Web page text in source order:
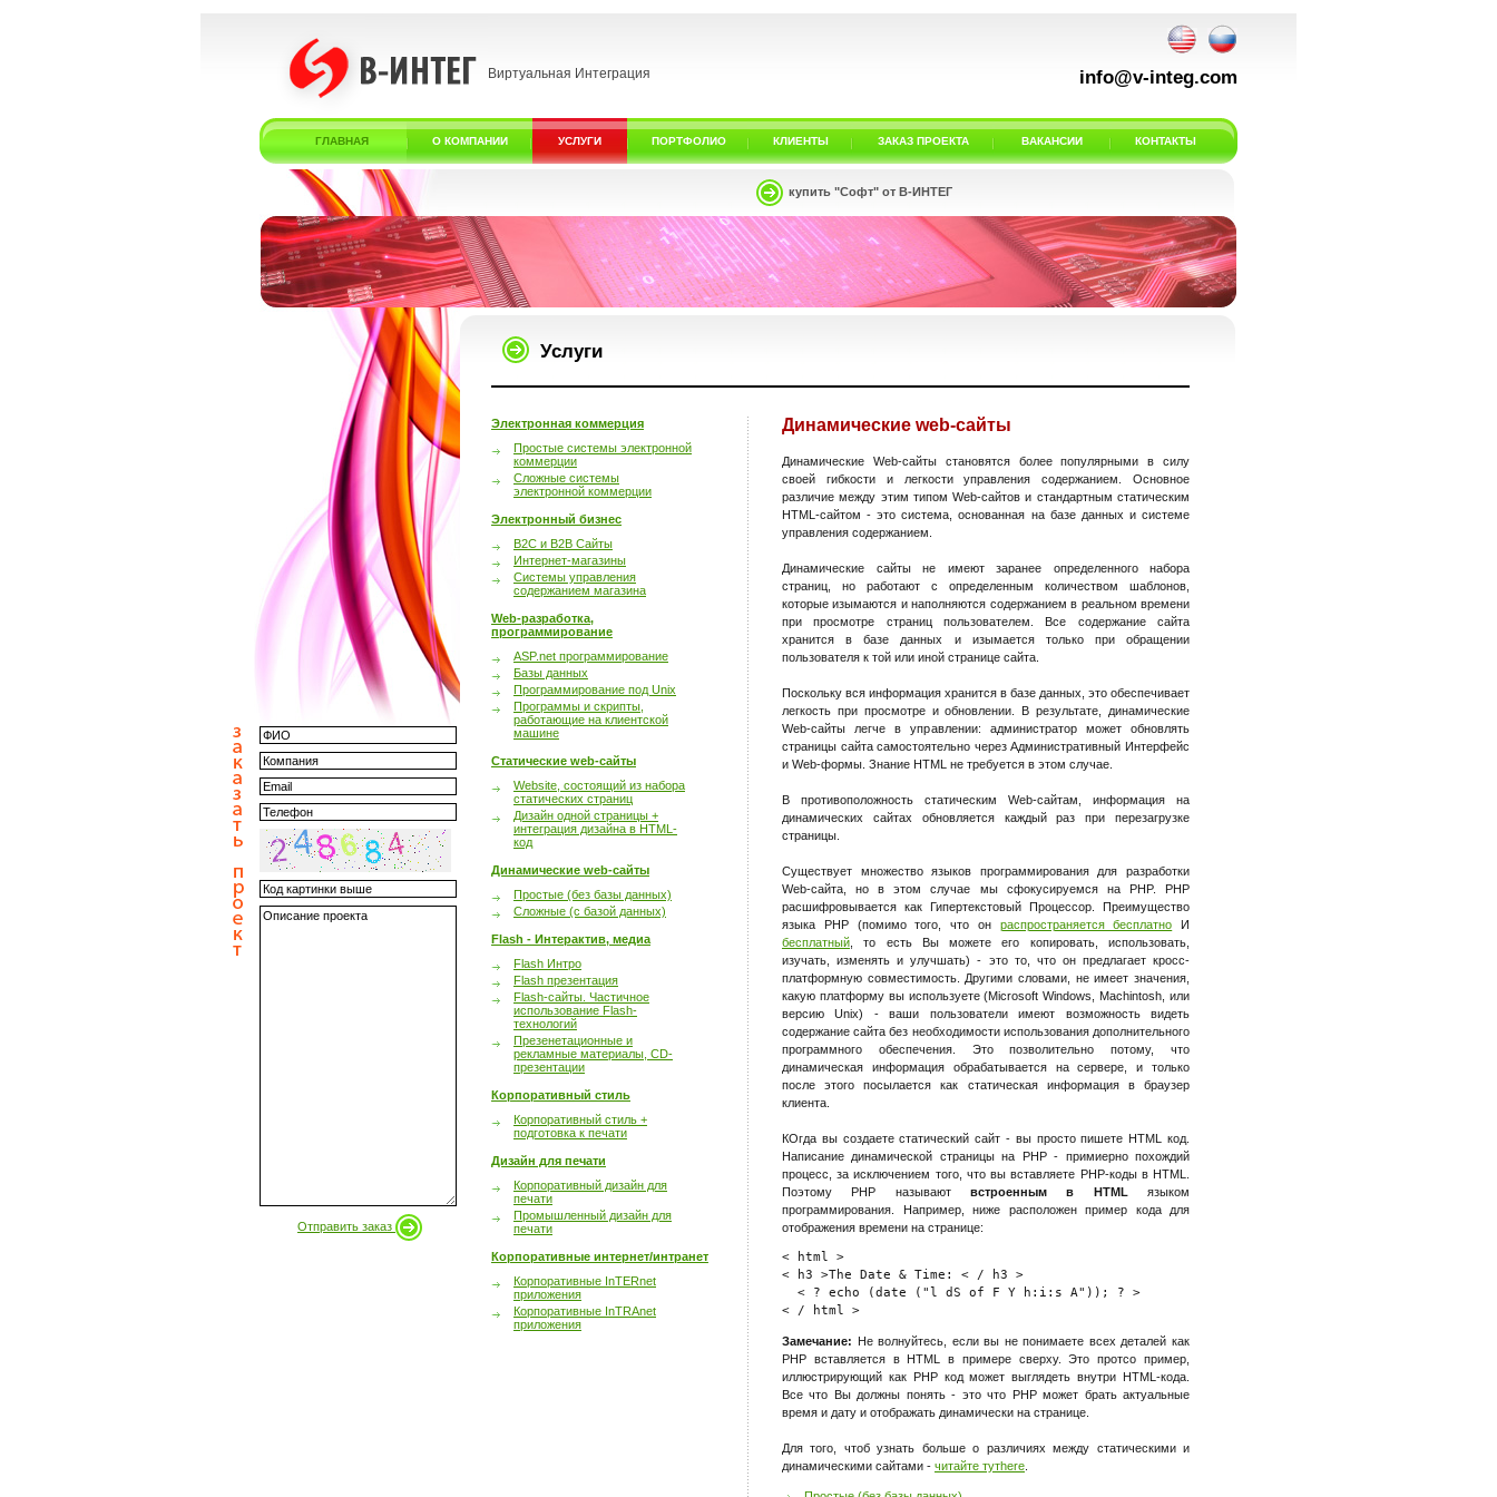
Виртуальная Интеграция info@v-integ.com
ГЛАВНАЯ О КОМПАНИИ УСЛУГИ ПОРТФОЛИО КЛИЕНТЫ ЗАКАЗ ПРОЕКТА ВАКАНСИИ КОНТАКТЫ
Отправить заказ
купить "Софт" от В-ИНТЕГ
Услуги
Электронная коммерция
Простые системы электронной
коммерции
Сложные системы
электронной коммерции
Электронный бизнес
B2C и B2B Сайты
Интернет-магазины
Системы управления
содержанием магазина
Web-разработка,
программирование
ASP.net программирование
Базы данных
Программирование под Unix
Программы и скрипты,
работающие на клиентской
машине
Статические web-сайты
Website, состоящий из набора
статических страниц
Дизайн одной страницы +
интеграция дизайна в HTML-
код
Динамические web-сайты
Простые (без базы данных)
Сложные (с базой данных)
Flash - Интерактив, медиа
Flash Интро
Flash презентация
Flash-сайты. Частичное
использование Flash-
технологий
Презенетационные и
рекламные материалы, CD-
презентации
Корпоративный стиль
Корпоративный стиль +
подготовка к печати
Дизайн для печати
Корпоративный дизайн для
печати
Промышленный дизайн для
печати
Корпоративные интернет/интранет
Корпоративные InTERnet
приложения
Корпоративные InTRAnet
приложения
Динамические web-сайты
Динамические Web-сайты становятся более популярными в силу
своей гибкости и легкости управления содержанием. Основное
различие между этим типом Web-сайтов и стандартным статическим
HTML-сайтом - это система, основанная на базе данных и системе
управления содержанием.
Динамические сайты не имеют заранее определенного набора
страниц, но работают с определенным количеством шаблонов,
которые изымаются и наполняются содержанием в реальном времени
при просмотре страниц пользователем. Все содержание сайта
хранится в базе данных и изымается только при обращении
пользователя к той или иной странице сайта.
Поскольку вся информация хранится в базе данных, это обеспечивает
легкость при просмотре и обновлении. В результате, динамические
Web-сайты легче в управлении: администратор может обновлять
страницы сайта самостоятельно через Административный Интерфейс
и Web-формы. Знание HTML не требуется в этом случае.
В противоположность статическим Web-сайтам, информация на
динамических сайтах обновляется каждый раз при перезагрузке
страницы.
Существует множество языков программирования для разработки
Web-сайта, но в этом случае мы сфокусируемся на PHP. PHP
расшифровывается как Гипертекстовый Процессор. Преимущество
языка PHP (помимо того, что он распространяется бесплатно И
бесплатный , то есть Вы можете его копировать, использовать,
изучать, изменять и улучшать) - это то, что он предлагает кросс-
платформную совместимость. Другими словами, не имеет значения,
какую платформу вы используете (Microsoft Windows, Machintosh, или
версию Unix) - ваши пользователи имеют возможность видеть
содержание сайта без необходимости использования дополнительного
программного обеспечения. Это позволительно потому, что
динамическая информация обрабатывается на сервере, и только
после этого посылается как статическая информация в браузер
клиента.
КОгда вы создаете статический сайт - вы просто пишете HTML код.
Написание динамической страницы на PHP - примиерно похождий
процесс, за исключением того, что вы вставляете PHP-коды в HTML.
Поэтому PHP называют встроенным в HTML языком
программирования. Например, ниже расположен пример кода для
отображения времени на странице:
< html >
< h3 >The Date & Time: < / h3 >
  < ? echo (date ("l dS of F Y h:i:s A")); ? >
Замечание: Не волнуйтесь, если вы не понимаете всех деталей как
PHP вставляется в HTML в примере сверху. Это протсо пример,
иллюстрирующий как PHP код может выглядеть внутри HTML-кода.
Все что Вы должны понять - это что PHP может брать актуальные
время и дату и отображать динамически на странице.
Для того, чтоб узнать больше о различиях между статическими и
динамическими сайтами - читайте тутhere